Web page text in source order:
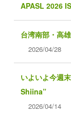
APASL 2026
台湾南部・高
2026/04/28
いよいよ今週
Shiina”
2026/04/14